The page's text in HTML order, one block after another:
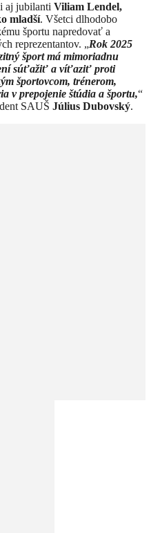
aj jubilanti Viliam Lendel,
mladší. Všetci dlhodobo
športu napredovať a
reprezentantov. „Rok 2025
šport má mimoriadnu
súťažiť a víťaziť proti
športovcom, trénerom,
v prepojenie štúdia a športu,“
SAUŠ Július Dubovský.